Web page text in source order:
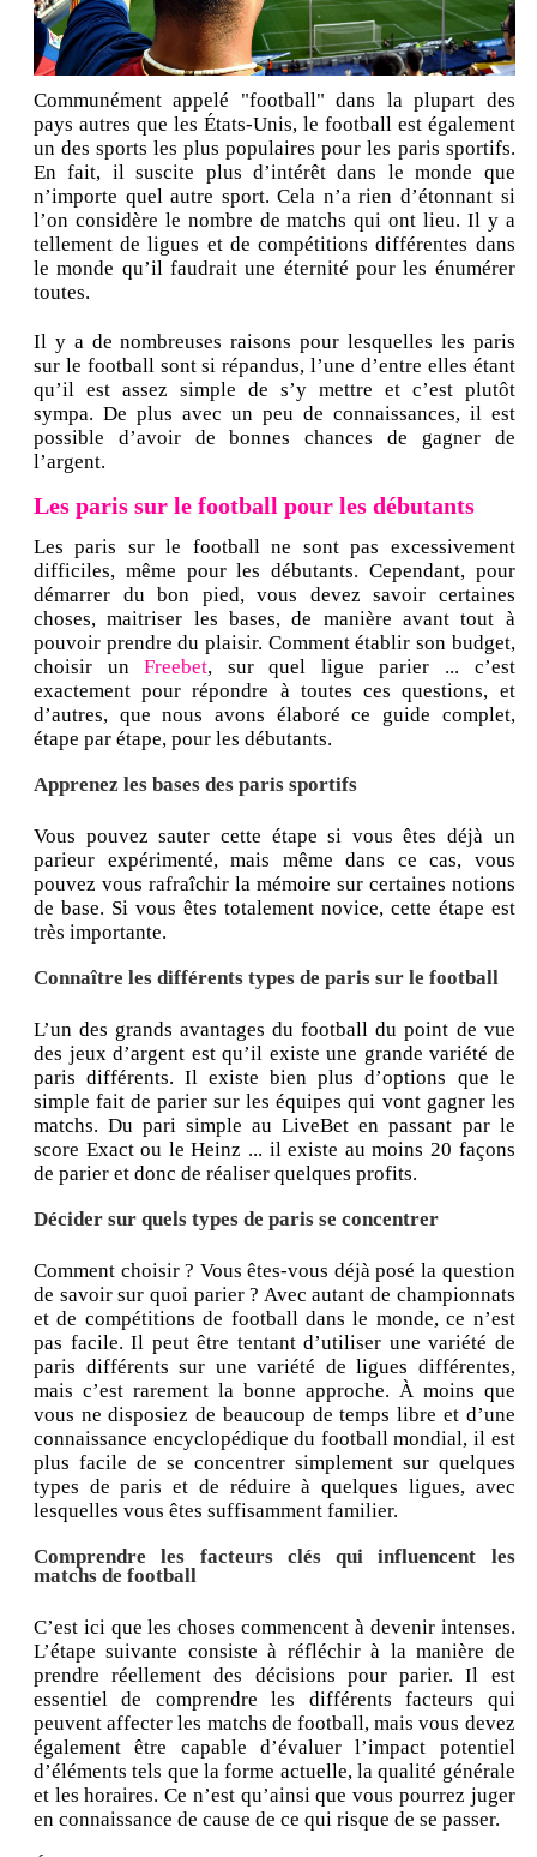
Communément appelé "football" dans la plupart des
pays autres que les États-Unis, le football est également
un des sports les plus populaires pour les paris sportifs.
En fait, il suscite plus d’intérêt dans le monde que
n’importe quel autre sport. Cela n’a rien d’étonnant si
l’on considère le nombre de matchs qui ont lieu. Il y a
tellement de ligues et de compétitions différentes dans
le monde qu’il faudrait une éternité pour les énumérer
toutes.
Il y a de nombreuses raisons pour lesquelles les paris
sur le football sont si répandus, l’une d’entre elles étant
qu’il est assez simple de s’y mettre et c’est plutôt
sympa. De plus avec un peu de connaissances, il est
possible d’avoir de bonnes chances de gagner de
l’argent.
Les paris sur le football pour les débutants
Les paris sur le football ne sont pas excessivement
difficiles, même pour les débutants. Cependant, pour
démarrer du bon pied, vous devez savoir certaines
choses, maitriser les bases, de manière avant tout à
pouvoir prendre du plaisir. Comment établir son budget,
choisir unFreebet, sur quel ligue parier ... c’est
exactement pour répondre à toutes ces questions, et
d’autres, que nous avons élaboré ce guide complet,
étape par étape, pour les débutants.
Apprenez les bases des paris sportifs
Vous pouvez sauter cette étape si vous êtes déjà un
parieur expérimenté, mais même dans ce cas, vous
pouvez vous rafraîchir la mémoire sur certaines notions
de base. Si vous êtes totalement novice, cette étape est
très importante.
Connaître les différents types de paris sur le football
L’un des grands avantages du football du point de vue
des jeux d’argent est qu’il existe une grande variété de
paris différents. Il existe bien plus d’options que le
simple fait de parier sur les équipes qui vont gagner les
matchs. Du pari simple au LiveBet en passant par le
score Exact ou le Heinz ... il existe au moins 20 façons
de parier et donc de réaliser quelques profits.
Décider sur quels types de paris se concentrer
Comment choisir ? Vous êtes-vous déjà posé la question
de savoir sur quoi parier ? Avec autant de championnats
et de compétitions de football dans le monde, ce n’est
pas facile. Il peut être tentant d’utiliser une variété de
paris différents sur une variété de ligues différentes,
mais c’est rarement la bonne approche. À moins que
vous ne disposiez de beaucoup de temps libre et d’une
connaissance encyclopédique du football mondial, il est
plus facile de se concentrer simplement sur quelques
types de paris et de réduire à quelques ligues, avec
lesquelles vous êtes suffisamment familier.
Comprendre les facteurs clés qui influencent les
matchs de football
C’est ici que les choses commencent à devenir intenses.
L’étape suivante consiste à réfléchir à la manière de
prendre réellement des décisions pour parier. Il est
essentiel de comprendre les différents facteurs qui
peuvent affecter les matchs de football, mais vous devez
également être capable d’évaluer l’impact potentiel
d’éléments tels que la forme actuelle, la qualité générale
et les horaires. Ce n’est qu’ainsi que vous pourrez juger
en connaissance de cause de ce qui risque de se passer.